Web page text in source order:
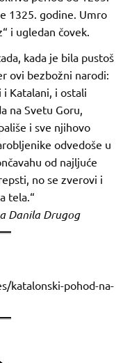
1325. godine. Umro
i ugledan čovek.
kada je bila pustoš
ovi bezbožni narodi:
i Katalani, i ostali
na Svetu Goru,
i sve njihovo
odvedoše u
od najljuće
no se zverovi i
tela.“
Danila Drugog
katalonski-pohod-na-